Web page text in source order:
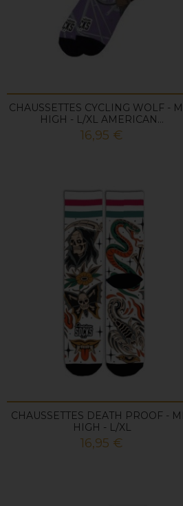
CHAUSSETTES CYCLING WOLF -
HIGH - L/XL AMERICAN...
Prix
16,95 €
CHAUSSETTES DEATH PROOF -
HIGH - L/XL
Prix
16,95 €